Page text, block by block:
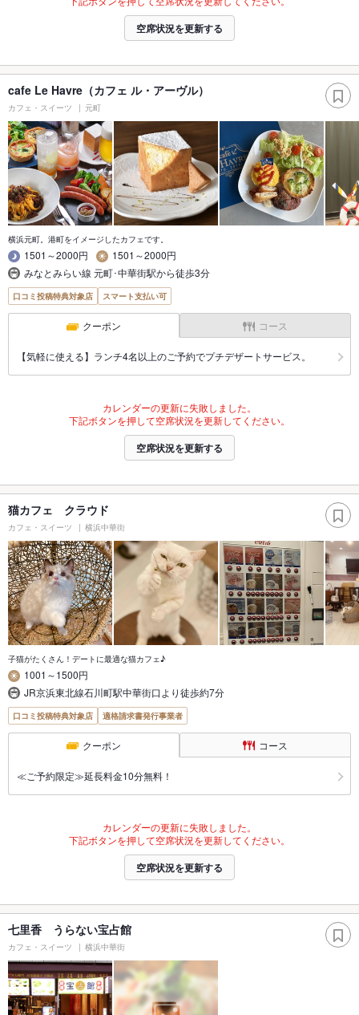
空席状況を更新する
cafe Le Havre（カフェ ル・アーヴル）
カフェ・スイーツ 元町
横浜元町。港町をイメージしたカフェです。
1501～2000円
1501～2000円
みなとみらい線 元町･中華街駅から徒歩3分
口コミ投稿特典対象店 スマート支払い可
クーポン コース
【気軽に使える】ランチ4名以上のご予約でプチデザートサービス。
カレンダーの更新に失敗しました。
下記ボタンを押して空席状況を更新してください。
空席状況を更新する
猫カフェ クラウド
カフェ・スイーツ 横浜中華街
子猫がたくさん！デートに最適な猫カフェ♪
1001～1500円
JR京浜東北線石川町駅中華街口より徒歩約7分
口コミ投稿特典対象店 適格請求書発行事業者
クーポン コース
≪ご予約限定≫延長料金10分無料！
カレンダーの更新に失敗しました。
下記ボタンを押して空席状況を更新してください。
空席状況を更新する
七里香 うらない宝占館
カフェ・スイーツ 横浜中華街